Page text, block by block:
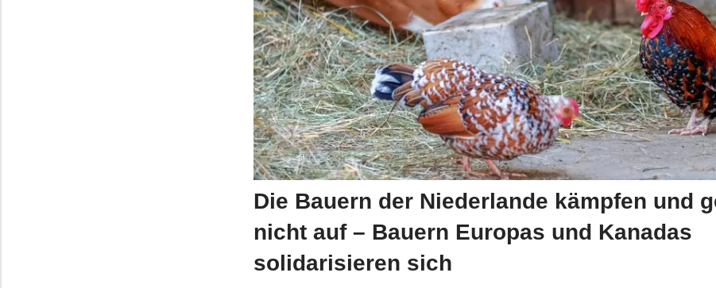
Die Bauern der Niederlande kämpfen und
nicht auf – Bauern Europas und Kanadas
solidarisieren sich